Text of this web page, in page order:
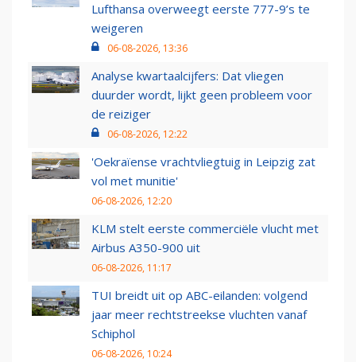
Lufthansa overweegt eerste 777-9’s te
weigeren
06-08-2026, 13:36
Analyse kwartaalcijfers: Dat vliegen
duurder wordt, lijkt geen probleem voor
de reiziger
06-08-2026, 12:22
'Oekraïense vrachtvliegtuig in Leipzig zat
vol met munitie'
06-08-2026, 12:20
KLM stelt eerste commerciële vlucht met
Airbus A350-900 uit
06-08-2026, 11:17
TUI breidt uit op ABC-eilanden: volgend
jaar meer rechtstreekse vluchten vanaf
Schiphol
06-08-2026, 10:24